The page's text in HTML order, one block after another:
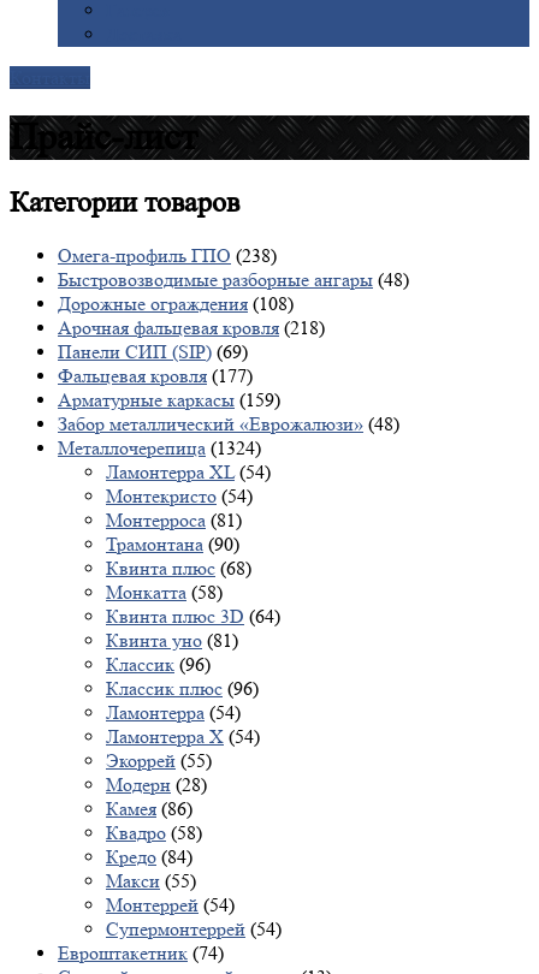
Прайс-лист
Категориитоваров
Омега-профиль ГПО (238)
Быстровозводимые разборные ангары (48)
Дорожные ограждения (108)
Арочная фальцевая кровля (218)
Панели СИП (SIP) (69)
Фальцевая кровля (177)
Арматурные каркасы (159)
Забор металлический «Еврожалюзи» (48)
Металлочерепица (1324)
Ламонтерра XL (54)
Монтекристо (54)
Монтерроса (81)
Трамонтана (90)
Квинта плюс (68)
Монкатта (58)
Квинта плюс 3D (64)
Квинта уно (81)
Классик (96)
Классик плюс (96)
Ламонтерра (54)
Ламонтерра X (54)
Экоррей (55)
Модерн (28)
Камея (86)
Квадро (58)
Кредо (84)
Макси (55)
Монтеррей (54)
Супермонтеррей (54)
Евроштакетник (74)